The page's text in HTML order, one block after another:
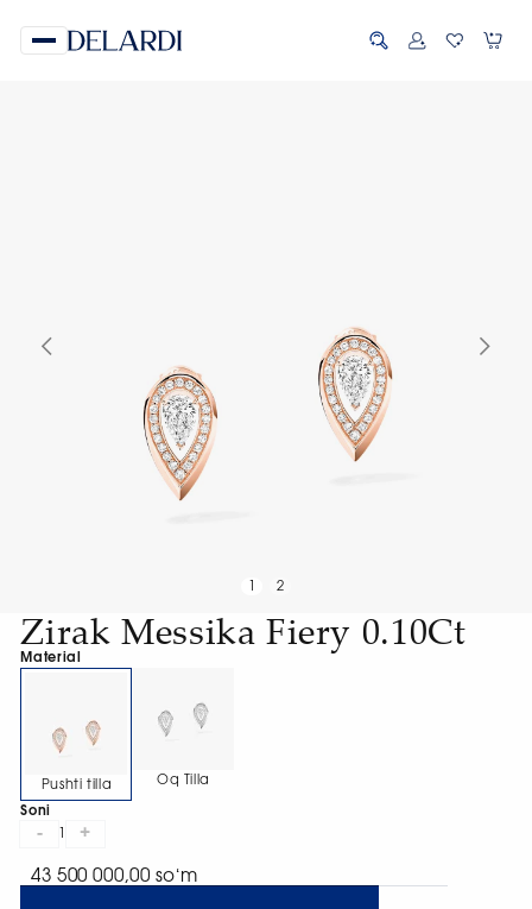
2
Zirak Messika Fiery 0.10Ct
Material
Pushti tilla Oq Tilla
Soni
- +
43 500 000,00 soʻm